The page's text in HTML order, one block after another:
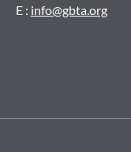
E : info@gbta.org